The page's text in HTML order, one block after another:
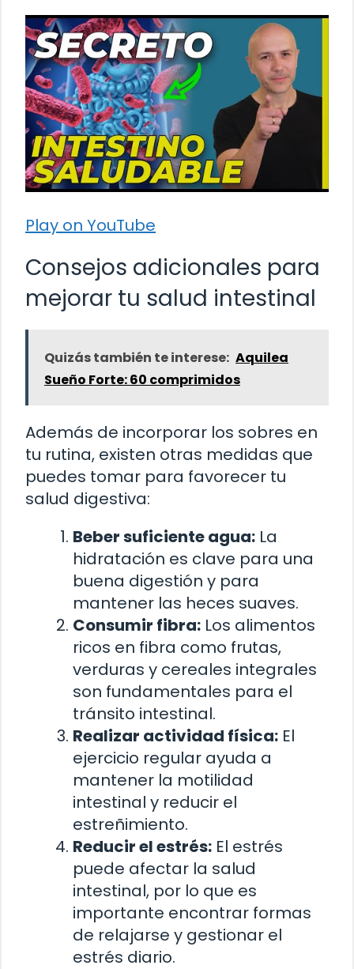
Play on YouTube
Consejos adicionales para
mejorar tu salud intestinal
Quizás también te interese: Aquilea
Sueño Forte: 60 comprimidos
Además de incorporar los sobres en
tu rutina, existen otras medidas que
puedes tomar para favorecer tu
salud digestiva:
Beber suficiente agua: La
hidratación es clave para una
buena digestión y para
mantener las heces suaves.
Consumir fibra: Los alimentos
ricos en fibra como frutas,
verduras y cereales integrales
son fundamentales para el
tránsito intestinal.
Realizar actividad física: El
ejercicio regular ayuda a
mantener la motilidad
intestinal y reducir el
estreñimiento.
Reducir el estrés: El estrés
puede afectar la salud
intestinal, por lo que es
importante encontrar formas
de relajarse y gestionar el
estrés diario.